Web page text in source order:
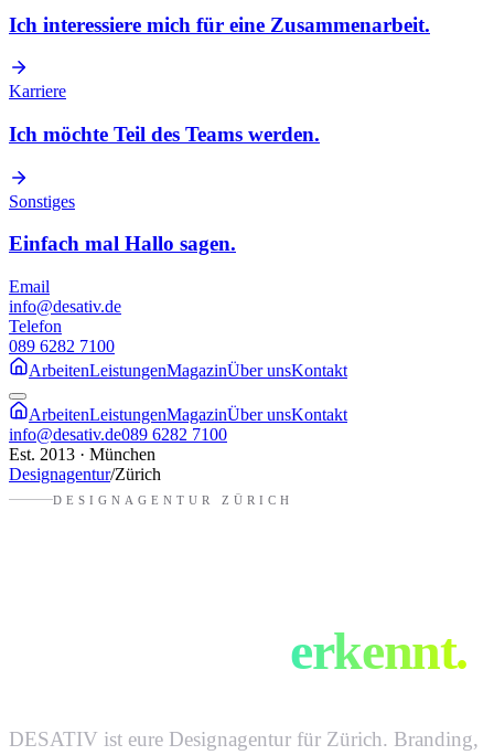
Ich interessiere mich für eine Zusammenarbeit.
Karriere
Ich möchte Teil des Teams werden.
Sonstiges
Einfach mal Hallo sagen.
Email
info@desativ.de
Telefon
089 6282 7100
ArbeitenLeistungenMagazinÜber unsKontakt
ArbeitenLeistungenMagazinÜber unsKontakt
info@desativ.de089 6282 7100
Est. 2013 · München
Designagentur/Zürich
DESIGNAGENTUR ZÜRICH
erkennt.
DESATIV ist eure Designagentur für Zürich. Branding,